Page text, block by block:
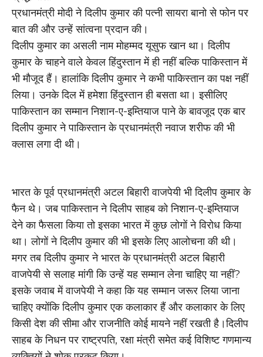
प्रधानमंत्री मोदी ने दिलीप कुमार की पत्नी सायरा बानो से फोन पर
बात की और उन्हें सांत्वना प्रदान की।
दिलीप कुमार का असली नाम मोहम्मद यूसुफ खान था। दिलीप
कुमार के चाहने वाले केवल हिंदुस्तान में ही नहीं बल्कि पाकिस्तान में
भी मौजूद हैं। हालांकि दिलीप कुमार ने कभी पाकिस्तान का पक्ष नहीं
लिया। उनके दिल में हमेशा हिंदुस्तान ही बसता था। इसीलिए
पाकिस्तान का सम्मान निशान-ए-इम्तियाज पाने के बावजूद एक बार
दिलीप कुमार ने पाकिस्तान के प्रधानमंत्री नवाज शरीफ की भी
क्लास लगा दी थी।
भारत के पूर्व प्रधानमंत्री अटल बिहारी वाजपेयी भी दिलीप कुमार के
फैन थे। जब पाकिस्तान ने दिलीप साहब को निशान-ए-इम्तियाज
देने का फैसला किया तो इसका भारत में कुछ लोगों ने विरोध किया
था। लोगों ने दिलीप कुमार की भी इसके लिए आलोचना की थी।
मगर तब दिलीप कुमार ने भारत के प्रधानमंत्री अटल बिहारी
वाजपेयी से सलाह मांगी कि उन्हें यह सम्मान लेना चाहिए या नहीं?
इसके जवाब में वाजपेयी ने कहा कि यह सम्मान जरूर लिया जाना
चाहिए क्योंकि दिलीप कुमार एक कलाकार हैं और कलाकार के लिए
किसी देश की सीमा और राजनीति कोई मायने नहीं रखती है।दिलीप
साहब के निधन पर राष्ट्रपति, रक्षा मंत्री समेत कई विशिष्ट गणमान्य